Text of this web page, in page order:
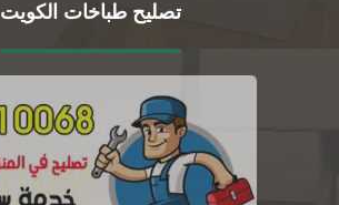
تصليح طباخات الكويت